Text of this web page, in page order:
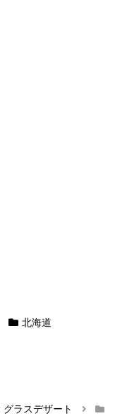
北海道
グラスデザート